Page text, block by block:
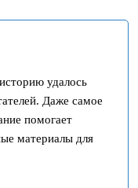
удалось
Даже самое
помогает
материалы для